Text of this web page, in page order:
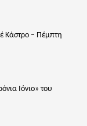
Κάστρο – Πέμπτη
Ιόνιο» του